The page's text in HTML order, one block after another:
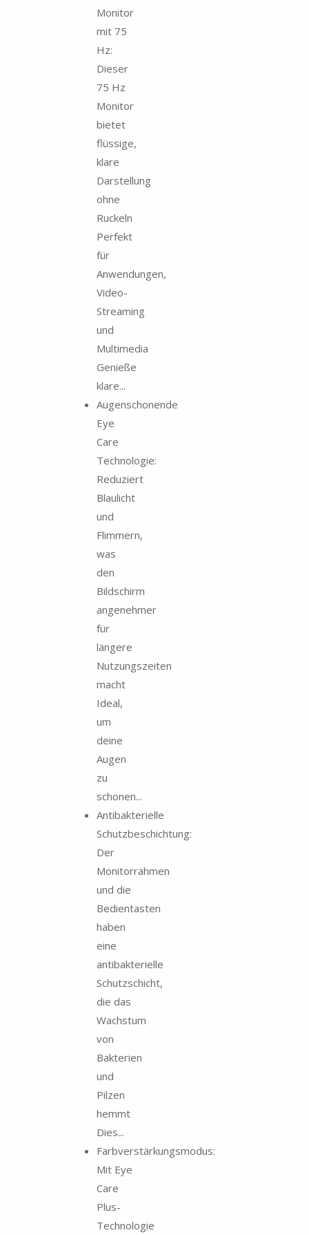
Monitor
mit 75
Hz:
Dieser
75 Hz
Monitor
bietet
flüssige,
klare
Darstellung
ohne
Ruckeln
Perfekt
für
Anwendungen,
Video-
Streaming
und
Multimedia
Genieße
klare...
Augenschonende
Eye
Care
Technologie:
Reduziert
Blaulicht
und
Flimmern,
was
den
Bildschirm
angenehmer
für
längere
Nutzungszeiten
macht
Ideal,
um
deine
Augen
zu
schonen...
Antibakterielle
Schutzbeschichtung:
Der
Monitorrahmen
und die
Bedientasten
haben
eine
antibakterielle
Schutzschicht,
die das
Wachstum
von
Bakterien
und
Pilzen
hemmt
Dies...
Farbverstärkungsmodus:
Mit Eye
Care
Plus-
Technologie